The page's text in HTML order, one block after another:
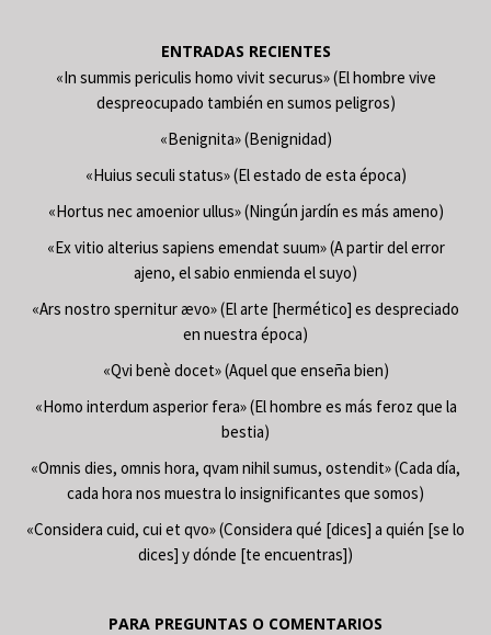
ENTRADAS RECIENTES
«In summis periculis homo vivit securus» (El hombre vive
despreocupado también en sumos peligros)
«Benignita» (Benignidad)
«Huius seculi status» (El estado de esta época)
«Hortus nec amoenior ullus» (Ningún jardín es más ameno)
«Ex vitio alterius sapiens emendat suum» (A partir del error
ajeno, el sabio enmienda el suyo)
«Ars nostro spernitur ævo» (El arte [hermético] es despreciado
en nuestra época)
«Qvi benè docet» (Aquel que enseña bien)
«Homo interdum asperior fera» (El hombre es más feroz que la
bestia)
«Omnis dies, omnis hora, qvam nihil sumus, ostendit» (Cada día,
cada hora nos muestra lo insignificantes que somos)
«Considera cuid, cui et qvo» (Considera qué [dices] a quién [se lo
dices] y dónde [te encuentras])
PARA PREGUNTAS O COMENTARIOS